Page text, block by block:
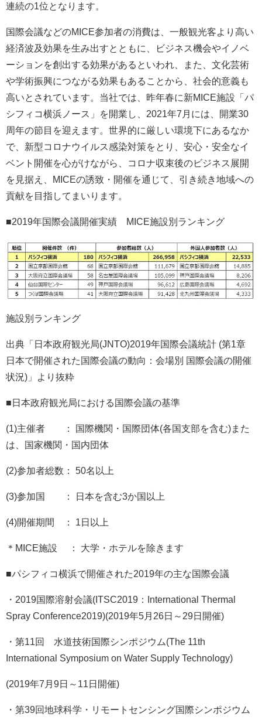
連続の1位となります。
国際会議などのMICE参加者の消費は、一般観光客より高い
経済波及効果を生み出すとともに、ビジネス機会やイノベ
ーションを創出する効果があるといわれ、また、文化芸術
や学術振興につながる効果もあることから、社会的意義も
高いとされています。当社では、昨年春に新MICE施設「パ
シフィコ横浜ノース」を開業し、2021年7月には、開業30
周年の節目を迎えます。世界的に厳しい環境下にあるなか
で、新型コロナウイルス感染対策をとり、安心・安全なイ
ベント開催を心がけながら、コロナ収束後のビジネス展開
を見据え、MICEの誘致・開催を通じて、引き続き地域への
貢献を目指してまいります。
■2019年国際会議開催実績 MICE施設別ランキング
施設別ランキング
出典「日本政府観光局(JNTO)2019年国際会議統計 (第1章
日本で開催された国際会議の動向：会場別 国際会議の開催
状況)」より抜粋
■日本政府観光局における国際会議の基準
(1)主催者 ： 国際機関・国際団体(各国支部を含む)また
は、国家機関・国内団体
(2)参加者総数： 50名以上
(3)参加国 ： 日本を含む3か国以上
(4)開催期間 ： 1日以上
＊MICE施設 ： 大学・ホテルを除きます
■パシフィコ横浜で開催された2019年の主な国際会議
・2019国際溶射会議(ITSC2019：International Thermal
Spray Conference2019)(2019年5月26日～29日開催)
・第11回 水道技術国際シンポジウム(The 11th
International Symposium on Water Supply Technology)
(2019年7月9日～11日開催)
・第39回地球科学・リモートセンシング国際シンポジウム